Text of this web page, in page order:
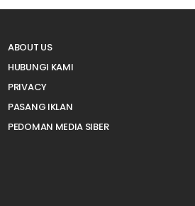
ABOUT US
HUBUNGI KAMI
PRIVACY
PASANG IKLAN
PEDOMAN MEDIA SIBER